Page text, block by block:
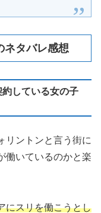
ネタバレ感想
している女の子
リントンと言う街に
働いているのかと楽
にスリを働こうとし